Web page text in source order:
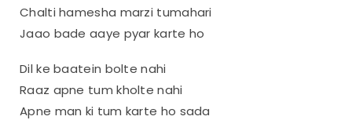
Chalti hamesha marzi tumahari
Jaao bade aaye pyar karte ho
Dil ke baatein bolte nahi
Raaz apne tum kholte nahi
Apne man ki tum karte ho sada